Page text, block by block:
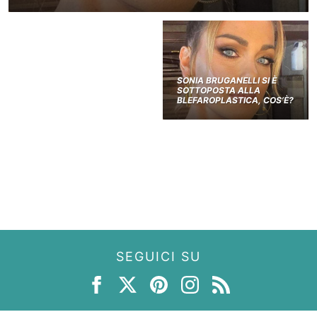
SONIA BRUGANELLI SI È
SOTTOPOSTA ALLA
BLEFAROPLASTICA, COS’È?
SEGUICI SU